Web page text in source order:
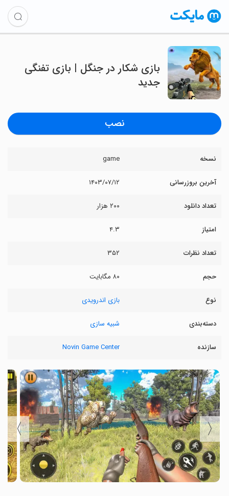
بازی شکار در جنگل | بازی تفنگی
جدید
نصب
نسخه game
آخرین بروزرسانی ۱۴۰۳/۰۷/۱۲
تعداد دانلود ۲۰۰ هزار
امتیاز ۴.۳
تعداد نظرات ۳۵۲
حجم ۸۰ مگابایت
نوع بازی اندرویدی
دسته‌بندی شبیه سازی
سازنده Novin Game Center
〈
〉